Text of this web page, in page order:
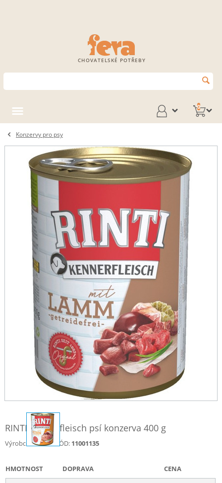
CHOVATELSKÉ POTŘEBY
0
Konzervy pro psy
RINTI Kennerfleisch psí konzerva 400 g
Výrobce: RINTI KÓD: 11001135
HMOTNOST DOPRAVA CENA